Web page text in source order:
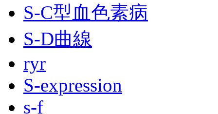
S‐C型血色素病
S‐D曲線
ryr
S-expression
s-f